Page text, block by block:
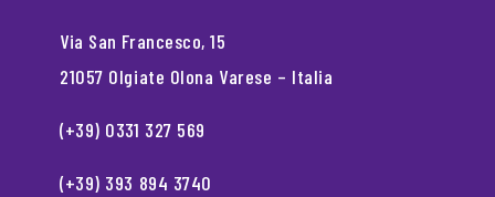
Via San Francesco, 15
21057 Olgiate Olona Varese – Italia
(+39) 0331 327 569
(+39) 393 894 3740